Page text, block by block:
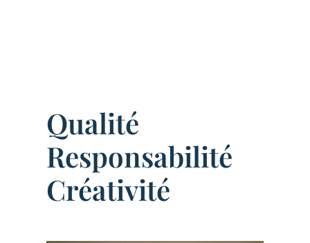
Qualité
Responsabilité
Créativité